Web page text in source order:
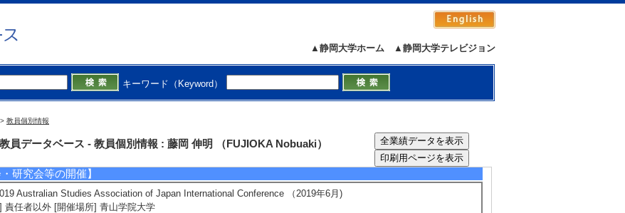
▲静岡大学テレビジョン
▲静岡大学ホーム
キーワード（Keyword）
> 教員個別情報
員データベース - 教員個別情報 : 藤岡 伸明 （FUJIOKA Nobuaki）
ーキングホリデー渡航者の事例から見る教育と労働の関係性
]藤岡伸明
] 静岡大学教育学研究科付属教員養成・研修推進高度化センター（主催），静岡大学道徳教育研究会（共催），静
金（科研費以外）】
年7月 - 2018年6月 ) [提供機関] 村田学術振興財団 [制度名] 研究助成 [担当区分] 研究代表者
クール・ジャパン」の海外進出を支えたのは誰か？――豪州日本食産業の事例研究 （2014年4月 - 2015年3月 )
・研究会等の開催】
Australian Studies Association of Japan International Conference （2019年6月)
責任者以外 [開催場所] 青山学院大学